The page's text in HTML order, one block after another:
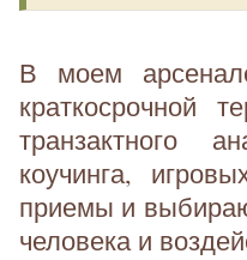
В моем
краткосрочной
транзактного
коучинга,
приемы и
человека и